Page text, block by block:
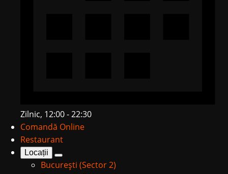
Zilnic, 12:00 - 22:30
Comandă Online
Restaurant
Locații
București (Sector 2)